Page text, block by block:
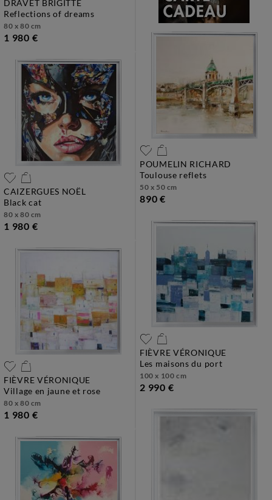
DRAVET BRIGITTE
reflections of dreams
80 x 80 cm
1 980 €
CAIZERGUES NOËL
black cat
80 x 80 cm
1 980 €
POUMELIN RICHARD
toulouse reflets
50 x 50 cm
890 €
FIÈVRE VÉRONIQUE
village en jaune et rose
80 x 80 cm
1 980 €
FIÈVRE VÉRONIQUE
les maisons du port
100 x 100 cm
2 990 €